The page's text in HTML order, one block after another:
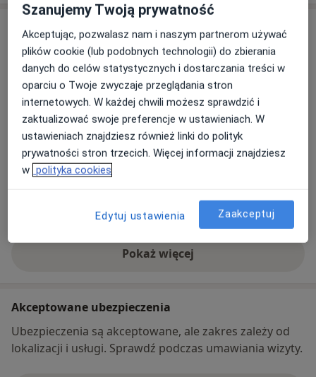
Adres
Gabinet RehaPro
Piastowska 50, Zwierzyniec , 30-124Kraków
Powiększ mapęotwiera się w nowej karcie
Dostępność
W tym gabinecie nie można umawiać wizyt przez
Pokaż więcej
o adresie
Akceptowane ubezpieczenia
Ubezpieczenia są akceptowane, ale zakres zależy od
lokalizacji i usługi. Sprawdź podczas umawiania wizyty.
Szanujemy Twoją prywatność
Akceptując, pozwalasz nam i naszym partnerom używać
plików cookie (lub podobnych technologii) do zbierania
danych do celów statystycznych i dostarczania treści w
oparciu o Twoje zwyczaje przeglądania stron
internetowych. W każdej chwili możesz sprawdzić i
zaktualizować swoje preferencje w ustawieniach. W
ustawieniach znajdziesz również linki do polityk
prywatności stron trzecich. Więcej informacji znajdziesz
w polityka cookies
Edytuj ustawienia Zaakceptuj